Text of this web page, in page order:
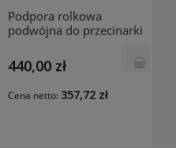
Podpora rolkowa
podwójna do przecinarki
EXACT
440,00 zł
Cena netto: 357,72 zł